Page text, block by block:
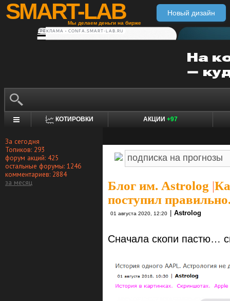
SMART-LAB
Мы делаем деньги на бирже
Новый дизайн
РЕКЛАМА • CONFA.SMART-LAB.RU
КОТИРОВКИ АКЦИИ +97
За сегодня
Топиков: 293
форум акций: 425
остальные форумы: 1246
комментариев: 2884
за месяц
Блог им. Astrolog |
поступил
01 августа 2020, 12:20 Astrolog
Сначала скопи пастю…